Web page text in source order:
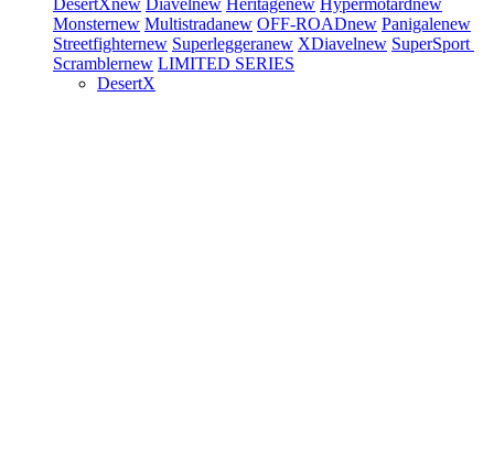
DesertXnew Diavelnew Heritagenew Hypermotardnew
Monsternew Multistradanew OFF-ROADnew Panigalenew
Streetfighternew Superleggeranew XDiavelnew SuperSport
Scramblernew LIMITED SERIES
DesertX